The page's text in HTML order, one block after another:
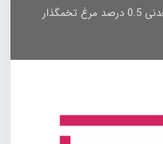
مکمل های ویتامینه و معدنی 0.5 درصد مرغ تخمگذار